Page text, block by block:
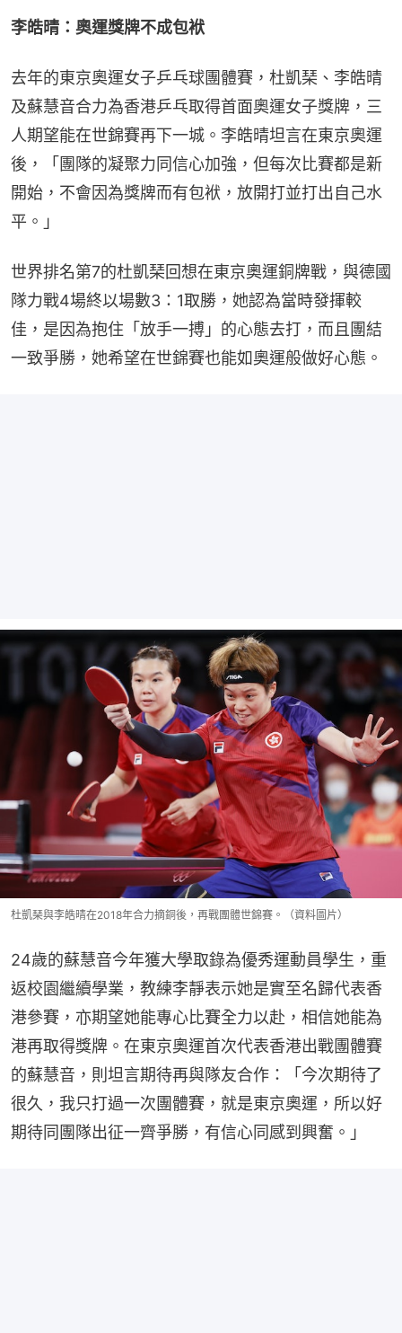
李皓晴：奧運獎牌不成包袱
去年的東京奧運女子乒乓球團體賽，杜凱琹、李皓晴
及蘇慧音合力為香港乒乓取得首面奧運女子獎牌，三
人期望能在世錦賽再下一城。李皓晴坦言在東京奧運
後，「團隊的凝聚力同信心加強，但每次比賽都是新
開始，不會因為獎牌而有包袱，放開打並打出自己水
平。」
世界排名第7的杜凱琹回想在東京奧運銅牌戰，與德國
隊力戰4場終以場數3：1取勝，她認為當時發揮較
佳，是因為抱住「放手一搏」的心態去打，而且團結
一致爭勝，她希望在世錦賽也能如奧運般做好心態。
杜凱琹與李皓晴在2018年合力摘銅後，再戰團體世錦賽。（資料圖片）
24歲的蘇慧音今年獲大學取錄為優秀運動員學生，重
返校園繼續學業，教練李靜表示她是實至名歸代表香
港參賽，亦期望她能專心比賽全力以赴，相信她能為
港再取得獎牌。在東京奧運首次代表香港出戰團體賽
的蘇慧音，則坦言期待再與隊友合作：「今次期待了
很久，我只打過一次團體賽，就是東京奧運，所以好
期待同團隊出征一齊爭勝，有信心同感到興奮。」